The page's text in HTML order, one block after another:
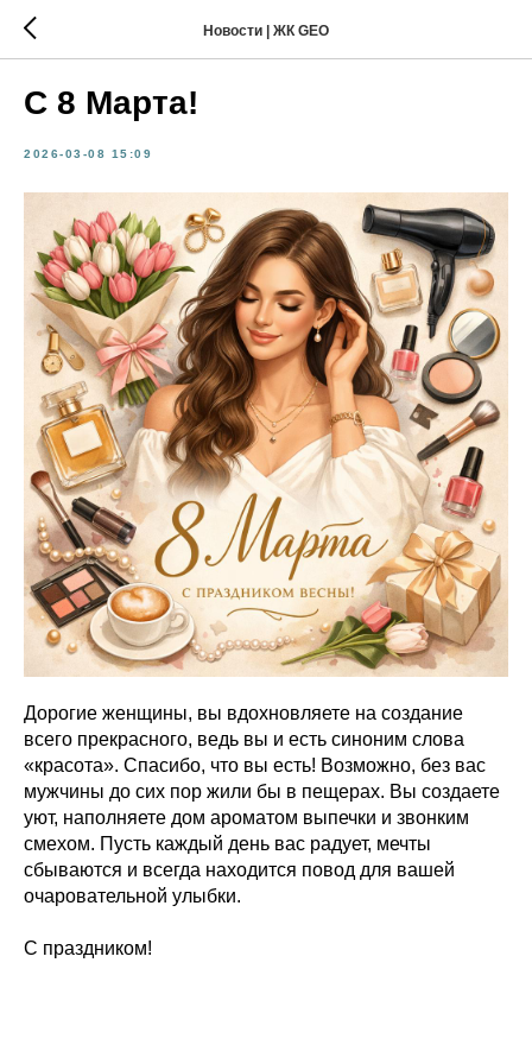
Новости | ЖК GEO
С 8 Марта!
2026-03-08 15:09
Дорогие женщины, вы вдохновляете на создание
всего прекрасного, ведь вы и есть синоним слова
«красота». Спасибо, что вы есть! Возможно, без вас
мужчины до сих пор жили бы в пещерах. Вы создаете
уют, наполняете дом ароматом выпечки и звонким
смехом. Пусть каждый день вас радует, мечты
сбываются и всегда находится повод для вашей
очаровательной улыбки.
С праздником!